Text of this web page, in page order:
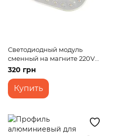
Светодиодный модуль
сменный на магните 220V
18W SMD 5730 NW IP20 (LW-
03/36)
320 грн
Купить